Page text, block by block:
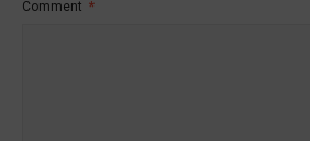
Comment *